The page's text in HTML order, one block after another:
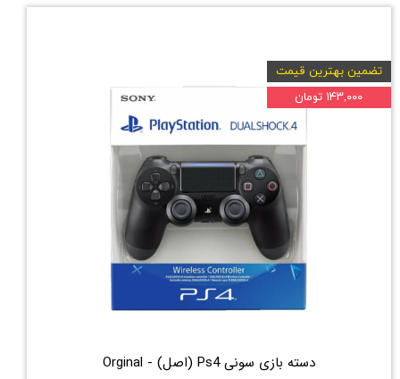
دسته بازی سونی Ps4 (اصل) - Orginal
تضمین بهترین قیمت
۱۴۳,۰۰۰ تومان